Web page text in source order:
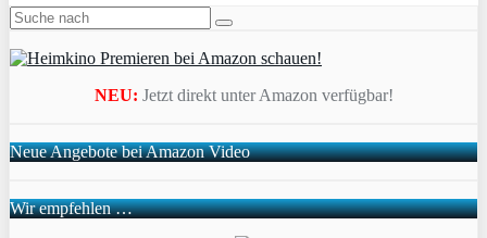
NEU: Jetzt direkt unter Amazon verfügbar!
Neue Angebote bei Amazon Video
Wir empfehlen …